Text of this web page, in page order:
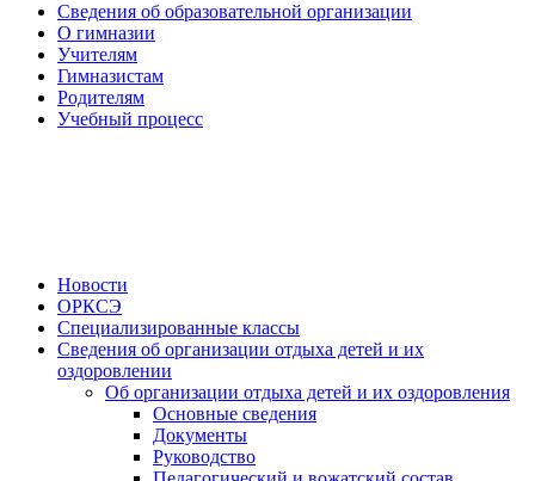
Сведения об образовательной организации
О гимназии
Учителям
Гимназистам
Родителям
Учебный процесс
Новости
ОРКСЭ
Специализированные классы
Сведения об организации отдыха детей и их
оздоровлении
Об организации отдыха детей и их оздоровления
Основные сведения
Документы
Руководство